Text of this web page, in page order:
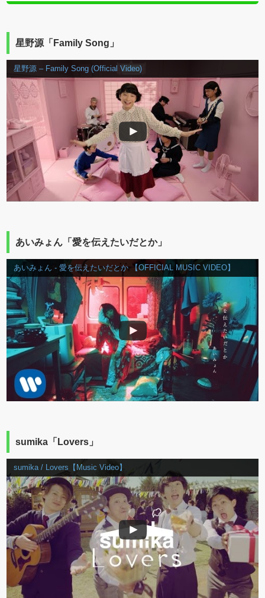
星野源「Family Song」
星野源 – Family Song (Official Video)
あいみょん「愛を伝えたいだとか」
あいみょん - 愛を伝えたいだとか 【OFFICIAL MUSIC VIDEO】
sumika「Lovers」
sumika / Lovers【Music Video】